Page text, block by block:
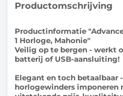
Productomschrijving
Productinformatie
1 Horloge, Mahonie"
Veilig op te bergen - werkt
batterij of USB-aansluiting!
Elegant en toch betaalbaar
horlogewinders